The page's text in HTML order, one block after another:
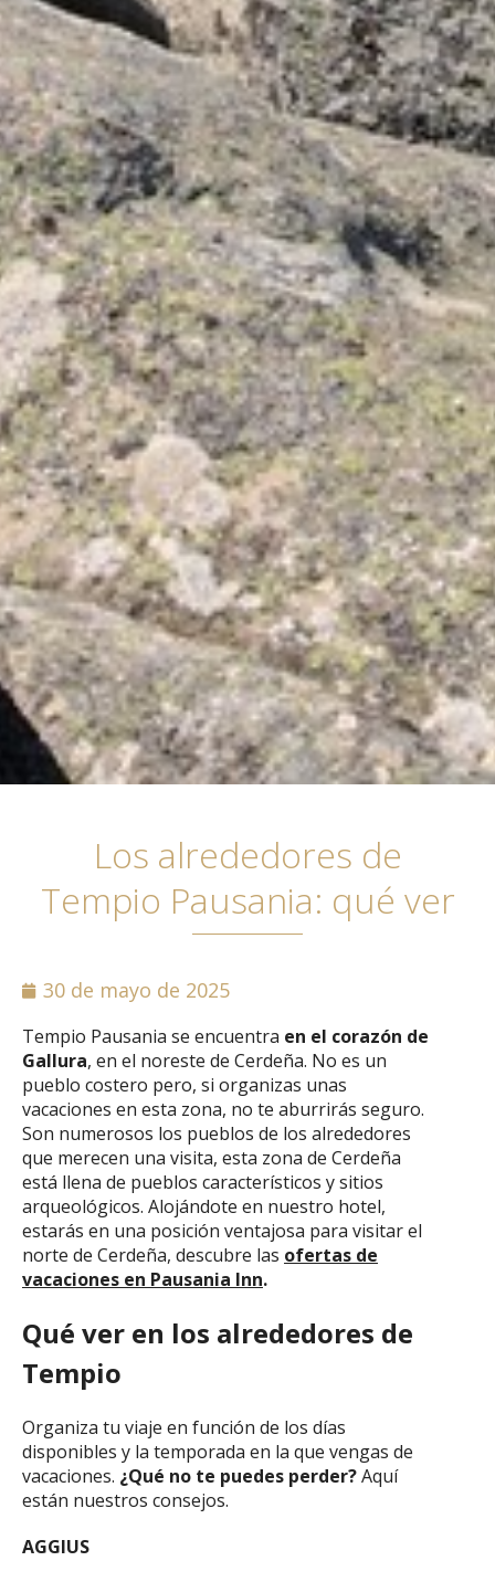
Los alrededores de
Tempio Pausania: qué ver
30 de mayo de 2025
Tempio Pausania se encuentra en el corazón de
Gallura, en el noreste de Cerdeña. No es un
pueblo costero pero, si organizas unas
vacaciones en esta zona, no te aburrirás seguro.
Son numerosos los pueblos de los alrededores
que merecen una visita, esta zona de Cerdeña
está llena de pueblos característicos y sitios
arqueológicos. Alojándote en nuestro hotel,
estarás en una posición ventajosa para visitar el
norte de Cerdeña, descubre las ofertas de
vacaciones en Pausania Inn.
Qué ver en los alrededores de
Tempio
Organiza tu viaje en función de los días
disponibles y la temporada en la que vengas de
vacaciones. ¿Qué no te puedes perder?Aquí
están nuestros consejos.
AGGIUS